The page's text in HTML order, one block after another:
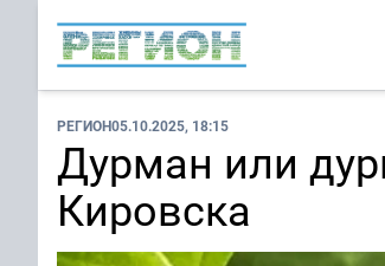
РЕГИОН05.10.2025, 18:15
Дурман или
Кировска